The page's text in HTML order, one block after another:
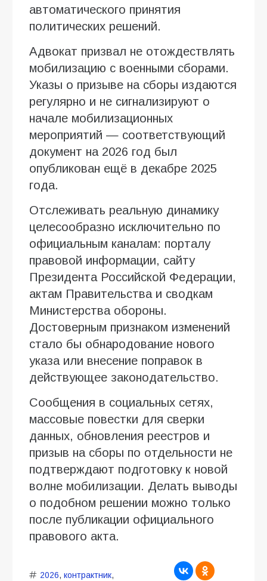
автоматического принятия
политических решений.
Адвокат призвал не отождествлять
мобилизацию с военными сборами.
Указы о призыве на сборы издаются
регулярно и не сигнализируют о
начале мобилизационных
мероприятий — соответствующий
документ на 2026 год был
опубликован ещё в декабре 2025
года.
Отслеживать реальную динамику
целесообразно исключительно по
официальным каналам: порталу
правовой информации, сайту
Президента Российской Федерации,
актам Правительства и сводкам
Министерства обороны.
Достоверным признаком изменений
стало бы обнародование нового
указа или внесение поправок в
действующее законодательство.
Сообщения в социальных сетях,
массовые повестки для сверки
данных, обновления реестров и
призыв на сборы по отдельности не
подтверждают подготовку к новой
волне мобилизации. Делать выводы
о подобном решении можно только
после публикации официального
правового акта.
2026, контрактник,